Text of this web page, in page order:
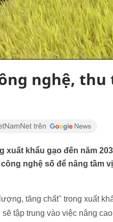
nghệ,
khẩu gạo đến năm
nghệ số để nâng tầm
tăng chất" trong xuất
tập trung vào việc nâng